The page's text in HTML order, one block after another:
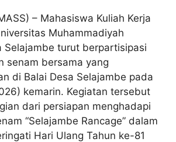
– Mahasiswa Kuliah Kerja
Muhammadiyah
Selajambe turut berpartisipasi
senam bersama yang
di Balai Desa Selajambe pada
kemarin. Kegiatan tersebut
dari persiapan menghadapi
“Selajambe Rancage” dalam
Hari Ulang Tahun ke-81